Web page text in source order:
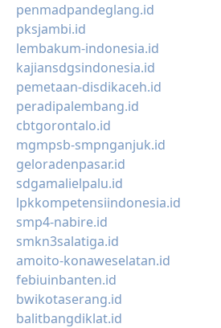
penmadpandeglang.id
pksjambi.id
lembakum-indonesia.id
kajiansdgsindonesia.id
pemetaan-disdikaceh.id
peradipalembang.id
cbtgorontalo.id
mgmpsb-smpnganjuk.id
geloradenpasar.id
sdgamalielpalu.id
lpkkompetensiindonesia.id
smp4-nabire.id
smkn3salatiga.id
amoito-konaweselatan.id
febiuinbanten.id
bwikotaserang.id
balitbangdiklat.id